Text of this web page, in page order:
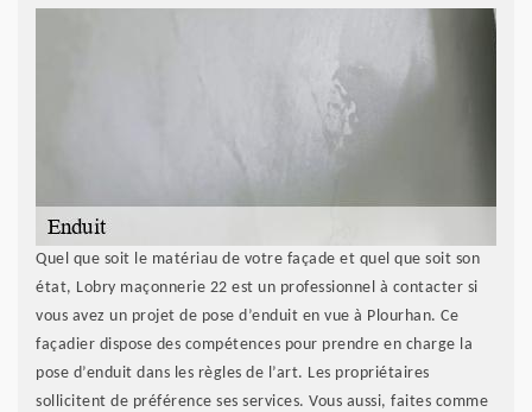
Quel que soit le matériau de votre façade et quel que soit son
état, Lobry maçonnerie 22 est un professionnel à contacter si
vous avez un projet de pose d’enduit en vue à Plourhan. Ce
façadier dispose des compétences pour prendre en charge la
pose d’enduit dans les règles de l’art. Les propriétaires
sollicitent de préférence ses services. Vous aussi, faites comme